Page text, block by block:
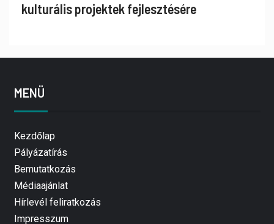
kulturális projektek fejlesztésére
MENÜ
Kezdőlap
Pályázatírás
Bemutatkozás
Médiaajánlat
Hírlevél feliratkozás
Impresszum